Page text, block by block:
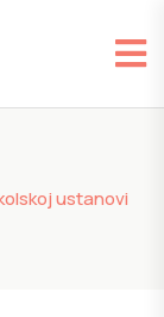
ustanovi